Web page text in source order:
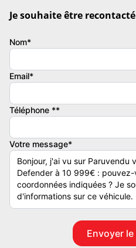
Pour restauration ou pieces.
Vert foncé
3
Je souhaite être recontacté
Nom*
Email*
Téléphone **
Votre message*